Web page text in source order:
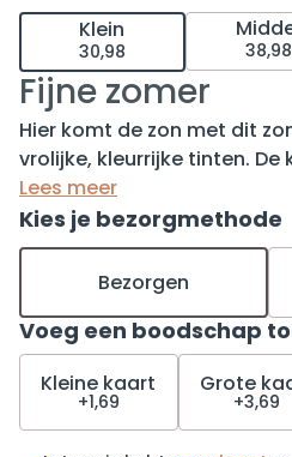
Fijne zomer
Hier komt de zon met dit
vrolijke, kleurrijke tinten.
opvallende zonnebloem en
combinatie met de mooiste
maken van dit boeket een
kijken. Wie verras jij met dit
bestel onze bijpassende
en bonbons of Bottega
boeket voor de ultieme
Lees meer
Klein
30,98 38,98
Voeg een boodschap
Kleine kaart
+1,69
Grote
+3,69
Kies je bezorgmethode
Bezorgen